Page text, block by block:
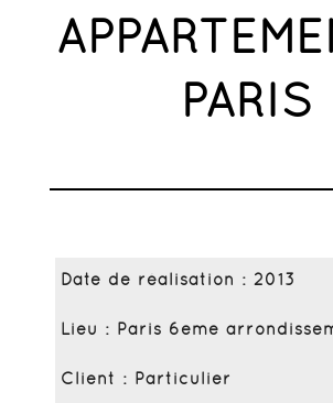
PARIS
Date de réalisation : 2013
Lieu : Paris 6eme
Client : Particulier